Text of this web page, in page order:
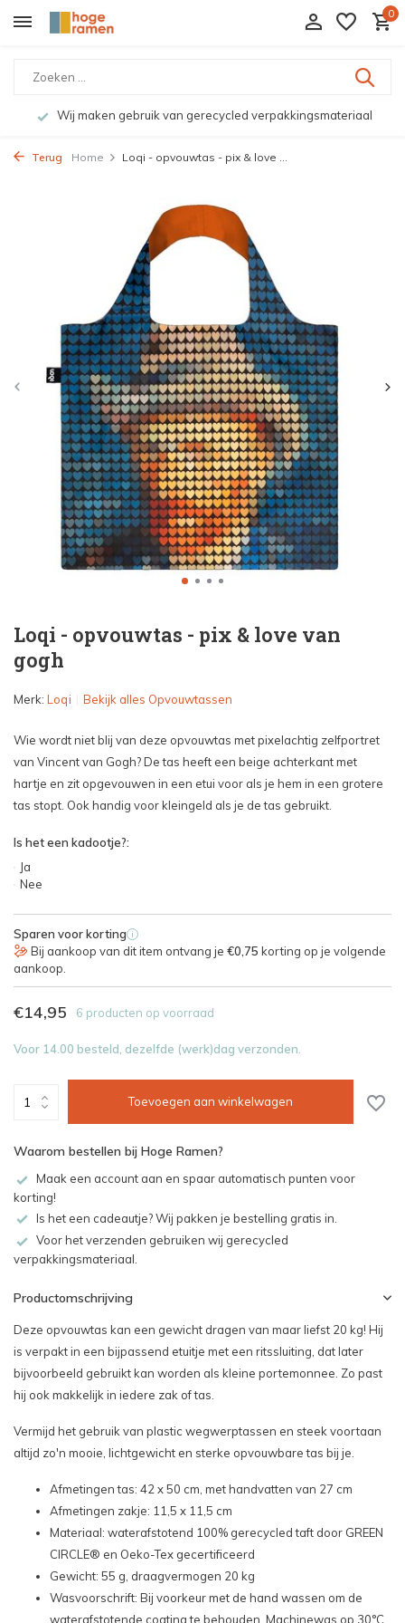
0
Wij maken gebruik van gerecycled verpakkingsmateriaal
Terug Home Loqi - opvouwtas - pix & love ...
Loqi - opvouwtas - pix & love van
gogh
Merk: Loqi Bekijk alles Opvouwtassen
Wie wordt niet blij van deze opvouwtas met pixelachtig zelfportret
van Vincent van Gogh? De tas heeft een beige achterkant met
hartje en zit opgevouwen in een etui voor als je hem in een grotere
tas stopt. Ook handig voor kleingeld als je de tas gebruikt.
Is het een kadootje?:
Ja
Nee
Sparen voor korting i
Bij aankoop van dit item ontvang je €0,75 korting op je volgende
aankoop.
€14,95 6 producten op voorraad
Voor 14.00 besteld, dezelfde (werk)dag verzonden.
Toevoegen aan winkelwagen
Waarom bestellen bij Hoge Ramen?
Maak een account aan en spaar automatisch punten voor
korting!
Is het een cadeautje? Wij pakken je bestelling gratis in.
Voor het verzenden gebruiken wij gerecycled
verpakkingsmateriaal.
Productomschrijving
Deze opvouwtas kan een gewicht dragen van maar liefst 20 kg! Hij
is verpakt in een bijpassend etuitje met een ritssluiting, dat later
bijvoorbeeld gebruikt kan worden als kleine portemonnee. Zo past
hij ook makkelijk in iedere zak of tas.
Vermijd het gebruik van plastic wegwerptassen en steek voortaan
altijd zo'n mooie, lichtgewicht en sterke opvouwbare tas bij je.
Afmetingen tas: 42 x 50 cm, met handvatten van 27 cm
Afmetingen zakje: 11,5 x 11,5 cm
Materiaal: waterafstotend 100% gerecycled taft door GREEN
CIRCLE® en Oeko-Tex gecertificeerd
Gewicht: 55 g, draagvermogen 20 kg
Wasvoorschrift: Bij voorkeur met de hand wassen om de
waterafstotende coating te behouden. Machinewas op 30°C